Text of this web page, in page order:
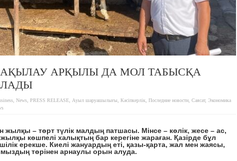
АРҚЫЛЫ ДА МОЛ ТАБЫСҚА
, News, PRESS RELEASE, Ауыл шаруашылығы Кәсіпкерлік Последние новости, Саясат, Экономика
– төрт түлік малдың патшасы. Мінсе – көлік, жесе – ас,
көшпелі халықтың бар керегіне жараған. Қазірде бұл
ерекше. Киелі жануардың еті, қазы-қарта, жал мен жаясы,
төрінен арнаулы орын алуда.